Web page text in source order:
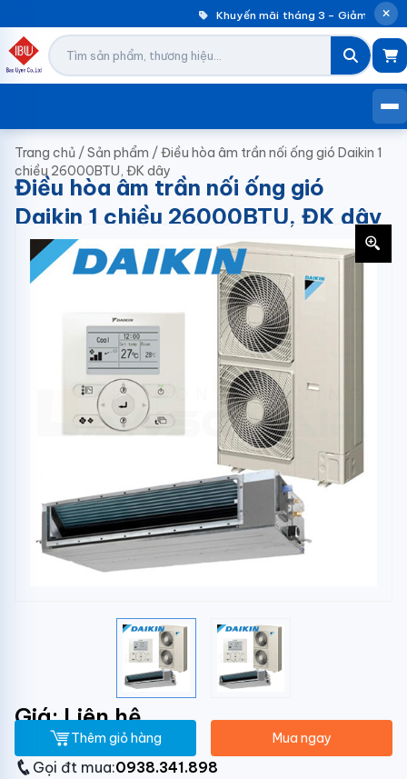
Khuyến mãi tháng 3 – Giảm đến
Trang chủ /Sản phẩm /Điều hòa âm trần nối ống gió Daikin 1
chiều 26000BTU, ĐK dây
Điều hòa âm trần nối ống gió
Daikin 1 chiều 26000BTU, ĐK dây
Giá: Liên hệ
Thêm giỏ hàng Mua ngay
Gọi đt mua:0938.341.898